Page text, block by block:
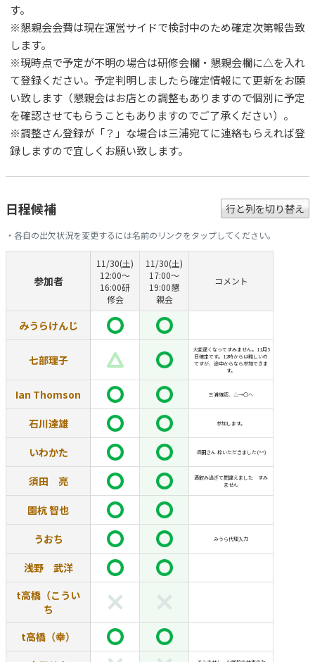
す。
※懇親会会費は現在運営サイドで検討中のため確定次第報告致
します。
※現時点で予定が不明の場合は研修会欄・懇親会欄に△を入れ
て登録ください。予定判明しましたら確定情報にて更新をお願
い致します（懇親会はお店との調整もありますので個別に予定
を確認させてもらうこともありますのでご了承ください）。
※調整さん登録が「？」な場合は三浦宛てに連絡もらえれば登
録しますので宜しくお願い致します。
日程候補 行と列を切り替え
・各自の出欠状況を変更するには名前のリンクをタップしてください。
参加者
11/30(土)
12:00～
16:00研
修会
11/30(土)
17:00～
19:00懇
親会
コメント
みうらけんじ
七部理子
大変遅くなってすみません。11月5
日確定です。12時からは難しいの
ですが、途中からなら参加できま
す。
Ian Thomson 三浦確認、△→〇へ
石川達雄 参加します。
いわかた 須田さん 枠いただきました(^^)
須田 亮
酒飲み過ぎて間違えました すみ
ません
園杭 智也
うおち みうら代理入力
浅野 武洋
t高橋（こうい
ち
t高橋（幸）